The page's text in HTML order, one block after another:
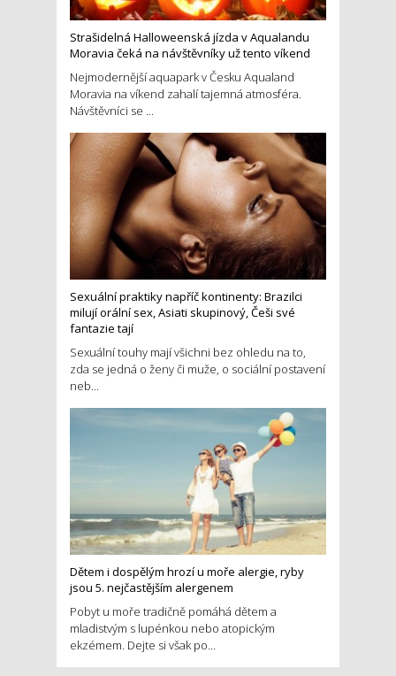
Strašidelná Halloweenská jízda v Aqualandu
Moravia čeká na návštěvníky už tento víkend
Nejmodernější aquapark v Česku Aqualand
Moravia na víkend zahalí tajemná atmosféra.
Návštěvníci se ...
Sexuální praktiky napříč kontinenty: Brazilci
milují orální sex, Asiati skupinový, Češi své
fantazie tají
Sexuální touhy mají všichni bez ohledu na to,
zda se jedná o ženy či muže, o sociální postavení
neb...
Dětem i dospělým hrozí u moře alergie, ryby
jsou 5. nejčastějším alergenem
Pobyt u moře tradičně pomáhá dětem a
mladistvým s lupénkou nebo atopickým
ekzémem. Dejte si však po...